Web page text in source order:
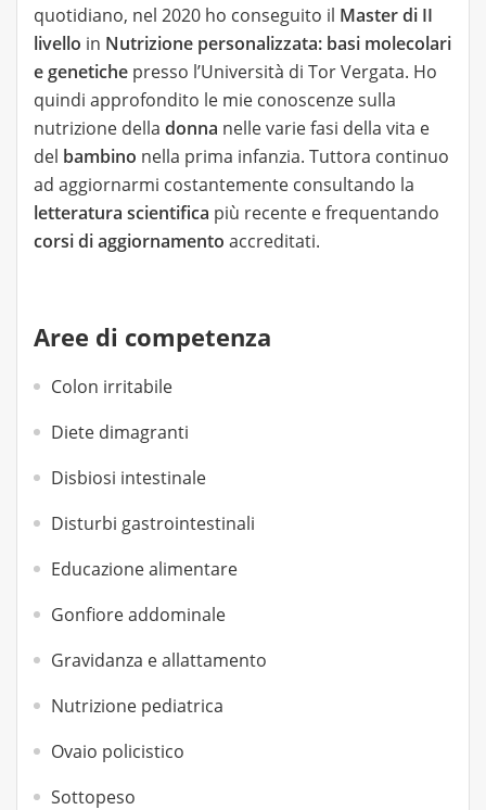
quotidiano, nel 2020 ho conseguito il Master di II
livello in Nutrizione personalizzata: basi molecolari
e genetiche presso l’Università di Tor Vergata. Ho
quindi approfondito le mie conoscenze sulla
nutrizione della donna nelle varie fasi della vita e
del bambino nella prima infanzia. Tuttora continuo
ad aggiornarmi costantemente consultando la
letteratura scientifica più recente e frequentando
corsi di aggiornamento accreditati.
Aree di competenza
Colon irritabile
Diete dimagranti
Disbiosi intestinale
Disturbi gastrointestinali
Educazione alimentare
Gonfiore addominale
Gravidanza e allattamento
Nutrizione pediatrica
Ovaio policistico
Sottopeso